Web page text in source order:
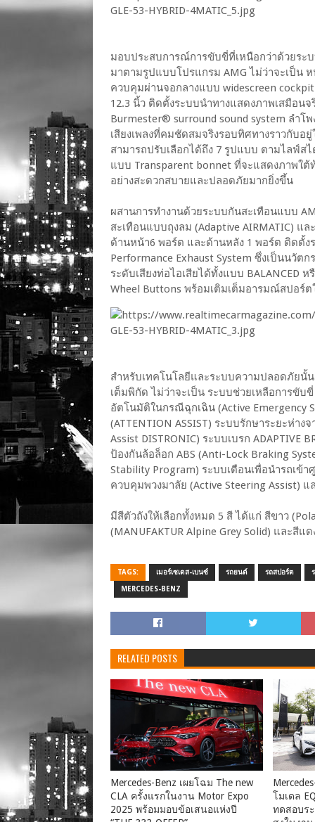
มอบประสบการณ์การขับขี่ที่เหนือกว่าด้วยระ
มาตามรูปแบบโปรแกรม AMG ไม่ว่าจะเป็น
ควบคุมผ่านจอกลางแบบ widescreen
12.3 นิ้ว ติดตั้งระบบนำทางแสดงภาพเสมือน
Burmester® surround sound system ลำโ
เสียงเพลงที่คมชัดสมจริงรอบทิศทางราวกับอ
สามารถปรับเลือกได้ถึง 7 รูปแบบ ตามไลฟ์ส
แบบ Transparent bonnet ที่จะแสดงภาพใต้
อย่างสะดวกสบายและปลอดภัยมากยิ่งขึ้น
ผสานการทำงานด้วยระบบกันสะเทือนแบบ
สะเทือนแบบถุงลม (Adaptive AIRMATIC) แ
ด้านหน้า6 พอร์ต และด้านหลัง 1 พอร์ต ติดตั้ง
Performance Exhaust System ซึ่งเป็นนวัต
ระดับเสียงท่อไอเสียได้ทั้งแบบ BALANCED
Wheel Buttons พร้อมเติมเต็มอารมณ์สปอร์
สำหรับเทคโนโลยีและระบบความปลอดภัยนั้น
เต็มพิกัด ไม่ว่าจะเป็น ระบบช่วยเหลือการขับ
อัตโนมัติในกรณีฉุกเฉิน (Active Emergency
(ATTENTION ASSIST) ระบบรักษาระยะห่า
Assist DISTRONIC) ระบบเบรก ADAPTIVE
ป้องกันล้อล็อก ABS (Anti-Lock Braking
Stability Program) ระบบเตือนเพื่อนำรถเข้า
ควบคุมพวงมาลัย (Active Steering Assist) แ
มีสีตัวถังให้เลือกทั้งหมด 5 สี ได้แก่ สีขาว
(MANUFAKTUR Alpine Grey Solid) และสีแ
TAGS: เมอร์เซเดส-เบนซ์ รถยนต์ รถสปอร์ต
MERCEDES-BENZ
RELATED POSTS
Mercedes-Benz เผยโฉม The new
CLA ครั้งแรกในงาน Motor Expo
2025 พร้อมมอบข้อเสนอแห่งปี
โมเดล
ทดสอบร